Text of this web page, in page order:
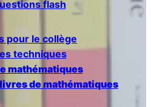
flash
pour le collège
techniques
mathématiques
de mathématiques